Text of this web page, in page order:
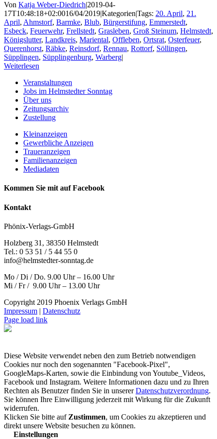
Von Katja Weber-Diedrich|2019-04-
17T10:48:18+02:0016/04/2019|Kategorien|Tags: 20. April, 21.
April, Ahmstorf, Barmke, Blub, Bürgerstifung, Emmerstedt,
Esbeck, Feuerwehr, Frellstedt, Grasleben, Groß Steinum, Helmstedt,
Königslutter, Landkreis, Mariental, Offleben, Ortsrat, Osterfeuer,
Querenhorst, Räbke, Reinsdorf, Rennau, Rottorf, Söllingen,
Süpplingen, Süpplingenburg, Warberg|
Weiterlesen
Veranstaltungen
Jobs im Helmstedter Sonntag
Über uns
Zeitungsarchiv
Zustellung
Kleinanzeigen
Gewerbliche Anzeigen
Traueranzeigen
Familienanzeigen
Mediadaten
Kommen Sie mit auf Facebook
Kontakt
Phönix-Verlags-GmbH
Holzberg 31, 38350 Helmstedt
Tel.: 0 53 51 / 5 44 55 0
info@helmstedter-sonntag.de
Mo / Di / Do. 9.00 Uhr – 16.00 Uhr
Mi / Fr / 9.00 Uhr – 13.00 Uhr
Copyright 2019 Phoenix Verlags GmbH
Impressum | Datenschutz
Page load link
Diese Website verwendet neben den zum Betrieb notwendigen
Cookies nur noch den sogenannten "Facebook-Pixel",
GoogleMaps-Karten, sowie die Einbindung von Youtube_Videos,
Facebook und Instagram. Weitere Informationen dazu und zu Ihren
Rechten als Benutzer finden Sie in unsererDatenschutzverordnung.
Sie können Ihre Einwilligung jederzeit mit Wirkung für die Zukunft
widerrufen.
Klicken Sie bitte auf Zustimmen, um Cookies zu akzeptieren und
direkt unsere Website besuchen zu können.
Einstellungen